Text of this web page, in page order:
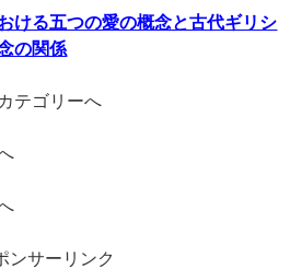
ける五つの愛の概念と古代ギリシ
の関係
テゴリーへ
ンサーリンク